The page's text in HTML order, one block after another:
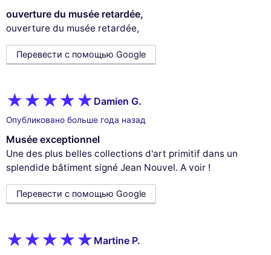
ouverture du musée retardée,
ouverture du musée retardée,
Перевести с помощью Google
Damien G.
Опубликовано больше года назад
Musée exceptionnel
Une des plus belles collections d'art primitif dans un
splendide bâtiment signé Jean Nouvel. A voir !
Перевести с помощью Google
Martine P.